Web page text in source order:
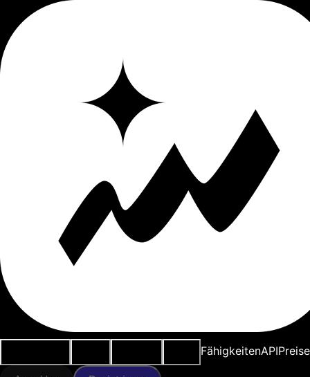
FähigkeitenAPIPreise